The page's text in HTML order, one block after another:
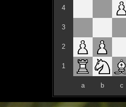
4
3
2
1
a b c